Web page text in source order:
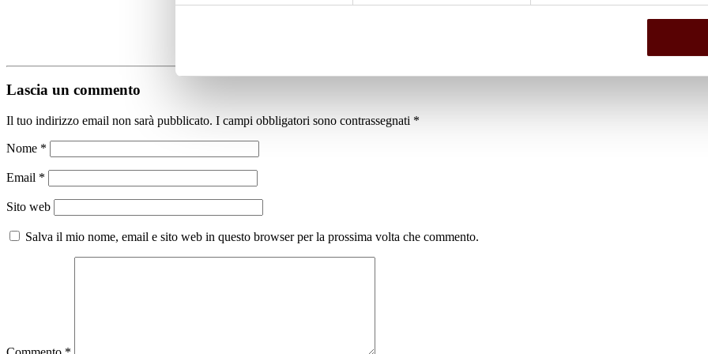
Lascia un commento
Il tuo indirizzo email non sarà pubblicato. I campi obbligatori sono contrassegnati *
Nome *
Email *
Sito web
Salva il mio nome, email e sito web in questo browser per la prossima volta che commento.